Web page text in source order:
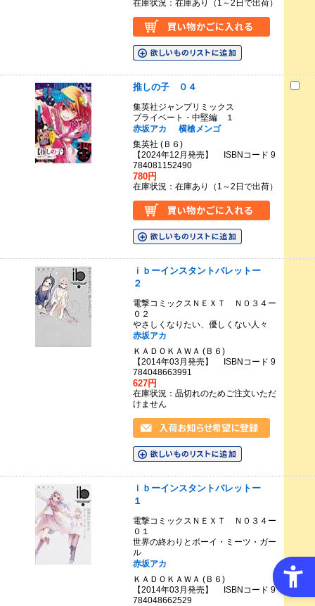
在庫状況：在庫あり（1～2日で出荷）
推しの子 ０４
集英社ジャンプリミックス
プライベート・中堅編 １
赤坂アカ
横槍メンゴ
集英社 (Ｂ６)
【2024年12月発売】 ISBNコード 9
784081152490
780円
在庫状況：在庫あり（1～2日で出荷）
ｉｂーインスタントバレットー
２
電撃コミックスＮＥＸＴ Ｎ０３４ー
０２
やさしくなりたい、優しくない人々
赤坂アカ
ＫＡＤＯＫＡＷＡ (Ｂ６)
【2014年03月発売】 ISBNコード 9
784048663991
627円
在庫状況：品切れのためご注文いただ
けません
ｉｂーインスタントバレットー
１
電撃コミックスＮＥＸＴ Ｎ０３４ー
０１
世界の終わりとボーイ・ミーツ・ガー
ル
赤坂アカ
ＫＡＤＯＫＡＷＡ (Ｂ６)
【2014年03月発売】 ISBNコード 9
784048662529